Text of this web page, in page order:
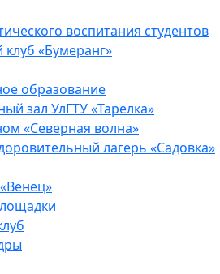
воспитания студентов
клуб «Бумеранг»
образование
зал УлГТУ «Тарелка»
«Северная волна»
лагерь «Садовка»